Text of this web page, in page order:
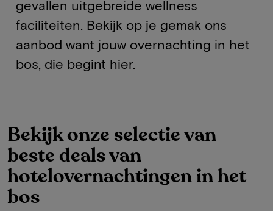
gevallen uitgebreide wellness
faciliteiten. Bekijk op je gemak ons
aanbod want jouw overnachting in het
bos, die begint hier.
Bekijk onze selectie van
beste deals van
hotelovernachtingen in het
bos